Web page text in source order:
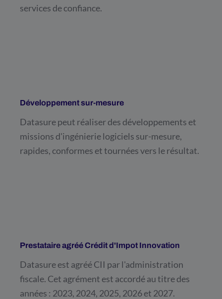
services de confiance.
Développement sur-mesure
Datasure peut réaliser des développements et
missions d'ingénierie logiciels sur-mesure,
rapides, conformes et tournées vers le résultat.
Prestataire agréé Crédit d'Impot Innovation
Datasure est agréé CII par l'administration
fiscale. Cet agrément est accordé au titre des
années : 2023, 2024, 2025, 2026 et 2027.